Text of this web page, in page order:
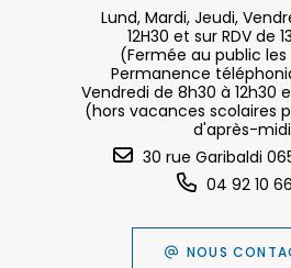
Lund, Mardi, Jeudi,
12H30 et sur RDV de
(Fermée au public les
Permanence
Vendredi de 8h30 à 12h30
(hors vacances scolaires
d'après-
30 rue Garibaldi
04 92 10
NOUS